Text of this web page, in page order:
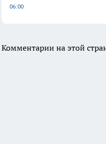
06:00
Комментарии на этой